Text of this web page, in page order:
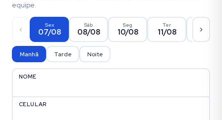
equipe.
Sex
07/08
Sáb
08/08
Seg
10/08
Ter
11/08 12/08
Manhã Tarde Noite
NOME
CELULAR